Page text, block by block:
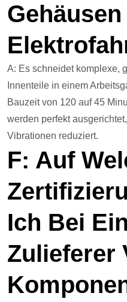
A: Es schneidet komplexe,
Innenteile in einem
Bauzeit von 120 auf 45
werden perfekt
Vibrationen reduziert.
F: Auf
Ich Bei
Zulieferer